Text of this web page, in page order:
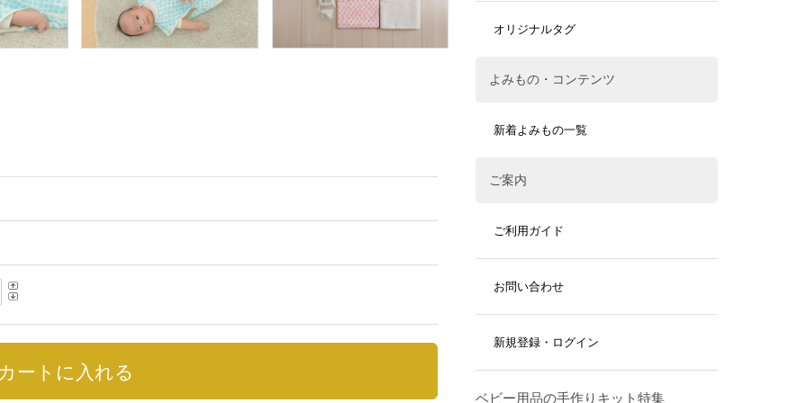
オリジナルタグ
よみもの・コンテンツ
新着よみもの一覧
ご案内
ご利用ガイド
お問い合わせ
新規登録・ログイン
ベビー用品の手作りキット特集